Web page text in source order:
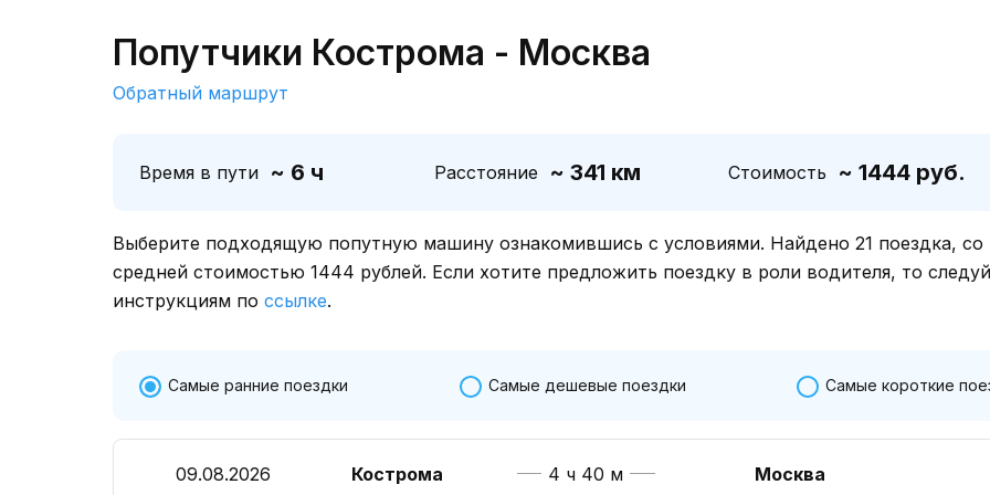
Попутчики Кострома - Москва
Обратный маршрут
Время в пути ~ 6 ч Расстояние ~ 341 км Стоимость ~ 1444 руб.
Выберите подходящую попутную машину ознакомившись с условиями. Найдено 21 поездка, со
средней стоимостью 1444 рублей. Если хотите предложить поездку в роли водителя, то
инструкциям по ссылке.
Самые ранние поездки Самые дешевые поездки Самые короткие
09.08.2026
Кострома
4 ч 40 м
Москва